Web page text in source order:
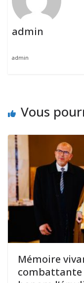
admin
admin
Vous
Mémoire
combattante